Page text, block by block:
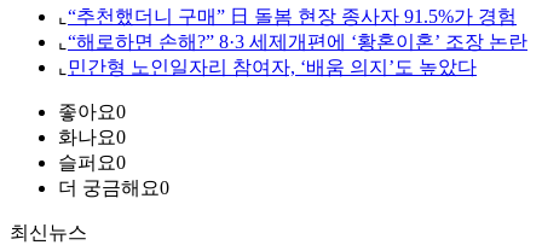
⌞ “추천했더니 구매” 日 돌봄 현장 종사자 91.5%가 경험
⌞ “해로하면 손해?” 8·3 세제개편에 ‘황혼이혼’ 조장 논란
⌞ 민간형 노인일자리 참여자, ‘배움 의지’도 높았다
좋아요0
화나요0
슬퍼요0
더 궁금해요0
최신뉴스